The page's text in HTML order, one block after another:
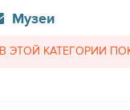
Музеи
В ЭТОЙ КАТЕГОРИИ